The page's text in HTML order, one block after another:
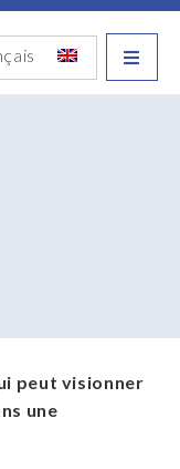
peut visionner
une